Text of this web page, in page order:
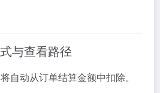
与查看路径
将自动从订单结算金额中扣除。